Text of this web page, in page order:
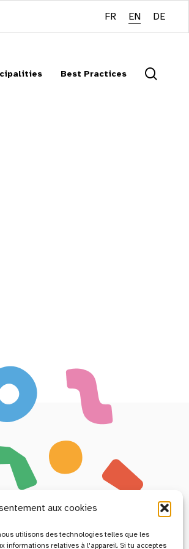
aux cookies
utilisons des technologies telles que les
informations relatives à l'appareil. Si tu acceptes
FR EN DE
Best Practices